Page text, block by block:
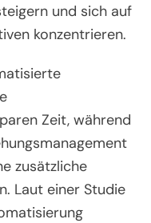
und sich auf
konzentrieren.
Zeit, während
zusätzliche
Laut einer Studie